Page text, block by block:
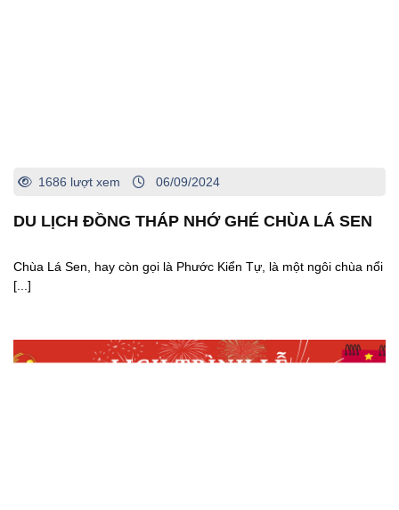
1686 lượt xem 06/09/2024
DU LỊCH ĐỒNG THÁP NHỚ GHÉ CHÙA LÁ SEN
Chùa Lá Sen, hay còn gọi là Phước Kiển Tự, là một ngôi chùa nổi
[...]